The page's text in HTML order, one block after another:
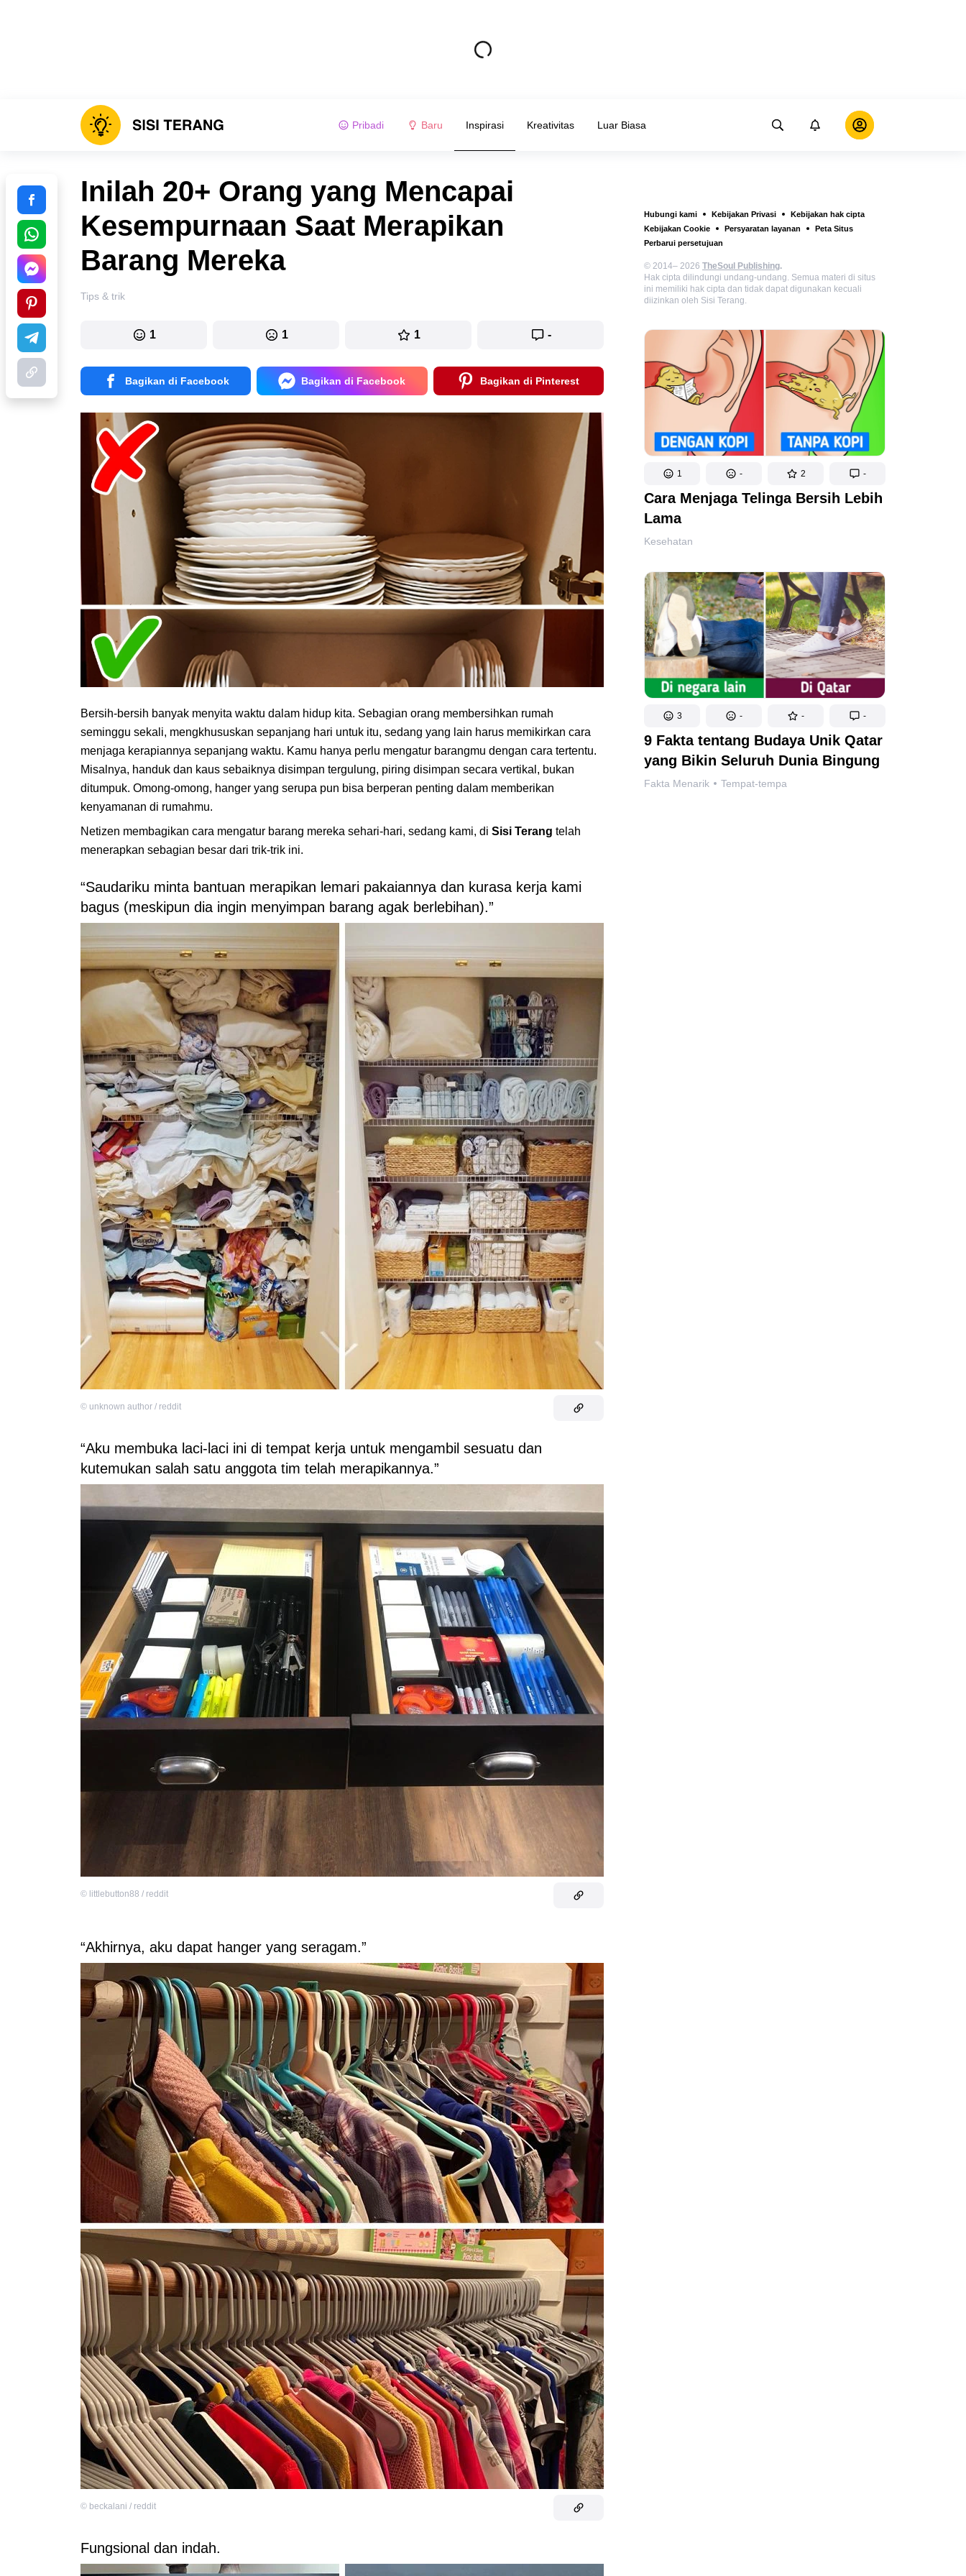
Pribadi Baru Inspirasi Kreativitas Luar Biasa
Hubungi kami Kebijakan Privasi
Kebijakan hak cipta
Kebijakan Cookie
Persyaratan layanan
Peta Situs
Perbarui persetujuan
© 2014– 2026 TheSoul Publishing.
Hak cipta dilindungi undang-undang. Semua materi di situs
ini memiliki hak cipta dan tidak dapat digunakan kecuali
diizinkan oleh Sisi Terang.
1 - 2 -
Cara Menjaga Telinga Bersih Lebih
Lama
Kesehatan
3 - - -
9 Fakta tentang Budaya Unik Qatar
yang Bikin Seluruh Dunia Bingung
Fakta Menarik Tempat-tempa
Inilah 20+ Orang yang Mencapai
Kesempurnaan Saat Merapikan
Barang Mereka
Tips & trik
1 1 1 -
Bagikan di Facebook Bagikan di Facebook Bagikan di Pinterest
Bersih-bersih banyak menyita waktu dalam hidup kita. Sebagian orang membersihkan rumah
seminggu sekali, mengkhususkan sepanjang hari untuk itu, sedang yang lain harus memikirkan cara
menjaga kerapiannya sepanjang waktu. Kamu hanya perlu mengatur barangmu dengan cara tertentu.
Misalnya, handuk dan kaus sebaiknya disimpan tergulung, piring disimpan secara vertikal, bukan
ditumpuk. Omong-omong, hanger yang serupa pun bisa berperan penting dalam memberikan
kenyamanan di rumahmu.
Netizen membagikan cara mengatur barang mereka sehari-hari, sedang kami, di Sisi Terang telah
menerapkan sebagian besar dari trik-trik ini.
“Saudariku minta bantuan merapikan lemari pakaiannya dan kurasa kerja kami
bagus (meskipun dia ingin menyimpan barang agak berlebihan).”
© unknown author / reddit
“Aku membuka laci-laci ini di tempat kerja untuk mengambil sesuatu dan
kutemukan salah satu anggota tim telah merapikannya.”
© littlebutton88 / reddit
“Akhirnya, aku dapat hanger yang seragam.”
© beckalani / reddit
Fungsional dan indah.